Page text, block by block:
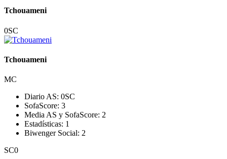
Tchouameni
0SC
Tchouameni
MC
Diario AS: 0SC
SofaScore: 3
Media AS y SofaScore: 2
Estadísticas: 1
Biwenger Social: 2
SC0